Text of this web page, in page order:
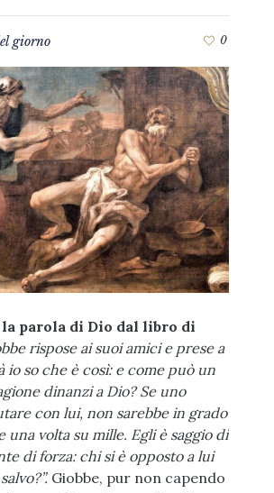
giorno 0
parola di Dio dal libro di
rispose ai suoi amici e prese a
io so che è così: e come può un
dinanzi a Dio? Se uno
con lui, non sarebbe in grado
una volta su mille. Egli è saggio di
di forza: chi si è opposto a lui
Giobbe, pur non capendo